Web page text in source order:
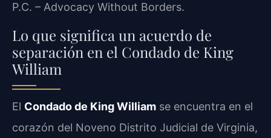
P.C. – Advocacy Without Borders.
Lo que significa un acuerdo de
separación en el Condado de King
William
El Condado de King William se encuentra en el
corazón del Noveno Distrito Judicial de Virginia,